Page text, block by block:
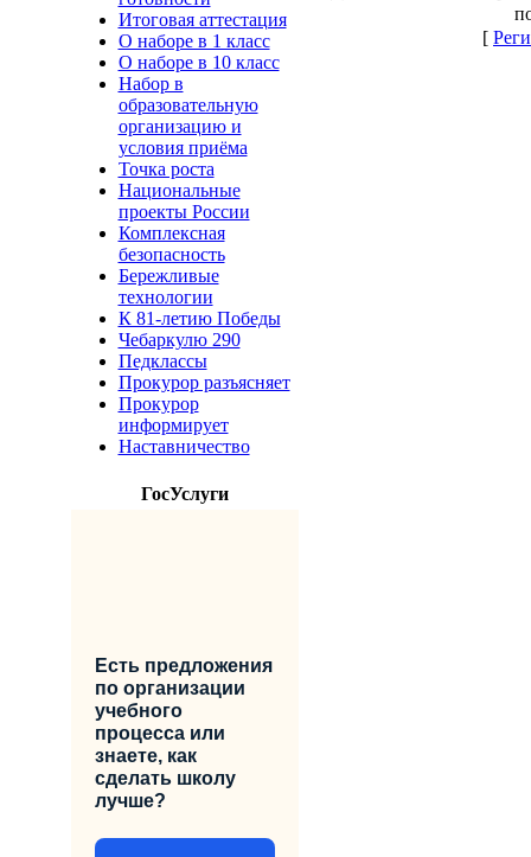
Итоговая аттестация
О наборе в 1 класс
О наборе в 10 класс
Набор в
образовательную
организацию и
условия приёма
Точка роста
Национальные
проекты России
Комплексная
безопасность
Бережливые
технологии
К 81-летию Победы
Чебаркулю 290
Педклассы
Прокурор разъясняет
Прокурор
информирует
Наставничество
ГосУслуги
Есть предложения
по организации
учебного
процесса или
знаете, как
сделать школу
лучше?
[